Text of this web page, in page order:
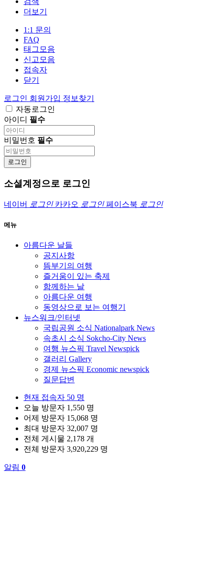
더보기
1:1 문의
FAQ
태그모음
신고모음
접속자
닫기
로그인 회원가입 정보찾기
자동로그인
아이디 필수
비밀번호 필수
로그인
소셜계정으로 로그인
네이버 로그인 카카오 로그인 페이스북 로그인
메뉴
아름다운 날들
공지사항
뜸부기의 여행
즐거움이 있는 축제
함께하는 날
아름다운 여행
동영상으로 보는 여행기
뉴스워크/인터넷
국립공원 소식 Nationalpark News
속초시 소식 Sokcho-City News
여행 뉴스픽 Travel Newspick
갤러리 Gallery
경제 뉴스픽 Economic newspick
질문답변
현재 접속자 50 명
오늘 방문자 1,550 명
어제 방문자 15,068 명
최대 방문자 32,007 명
전체 게시물 2,178 개
전체 방문자 3,920,229 명
알림 0